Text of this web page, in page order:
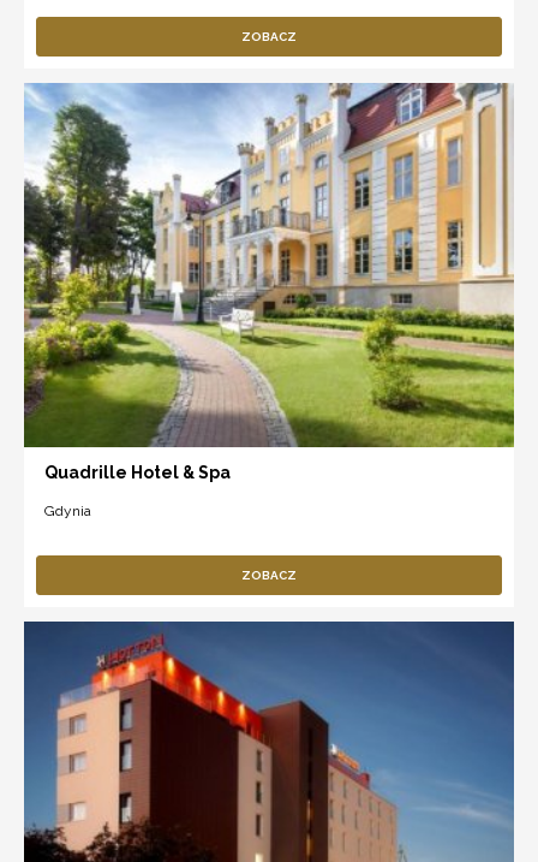
ZOBACZ
Quadrille Hotel & Spa
Gdynia
ZOBACZ